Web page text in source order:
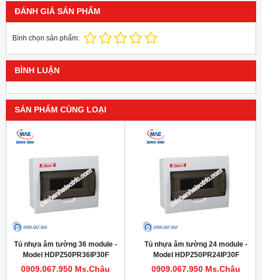
ĐÁNH GIÁ SẢN PHẨM
Bình chọn sản phẩm:
BÌNH LUẬN
SẢN PHẨM CÙNG LOẠI
Tủ nhựa âm tường 36 module -
Model HDPZ50PR36IP30F
0909.067.950 Ms.Châu
Tủ nhựa âm tường 24 module -
Model HDPZ50PR24IP30F
0909.067.950 Ms.Châu